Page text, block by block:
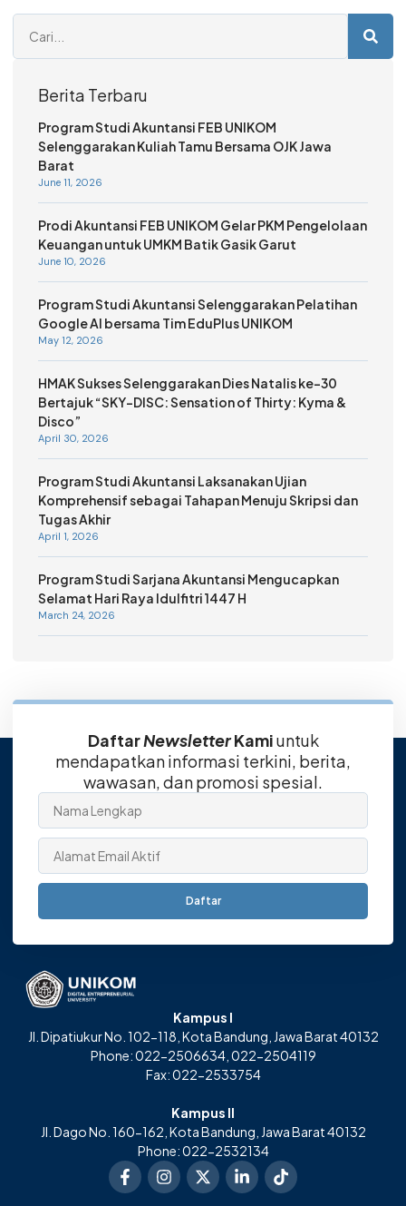
Berita Terbaru
Program Studi Akuntansi FEB UNIKOM
Selenggarakan Kuliah Tamu Bersama OJK Jawa
Barat
June 11, 2026
Prodi Akuntansi FEB UNIKOM Gelar PKM Pengelolaan
Keuangan untuk UMKM Batik Gasik Garut
June 10, 2026
Program Studi Akuntansi Selenggarakan Pelatihan
Google AI bersama Tim EduPlus UNIKOM
May 12, 2026
HMAK Sukses Selenggarakan Dies Natalis ke-30
Bertajuk “SKY-DISC: Sensation of Thirty: Kyma &
Disco”
April 30, 2026
Program Studi Akuntansi Laksanakan Ujian
Komprehensif sebagai Tahapan Menuju Skripsi dan
Tugas Akhir
April 1, 2026
Program Studi Sarjana Akuntansi Mengucapkan
Selamat Hari Raya Idulfitri 1447 H
March 24, 2026
DaftarNewsletterKamiuntuk
mendapatkan informasi terkini, berita,
wawasan, dan promosi spesial.
Daftar
Kampus I
Jl. Dipatiukur No. 102-118, Kota Bandung, Jawa Barat 40132
Phone: 022-2506634, 022-2504119
Fax: 022-2533754
Kampus II
Jl. Dago No. 160-162, Kota Bandung, Jawa Barat 40132
Phone: 022-2532134